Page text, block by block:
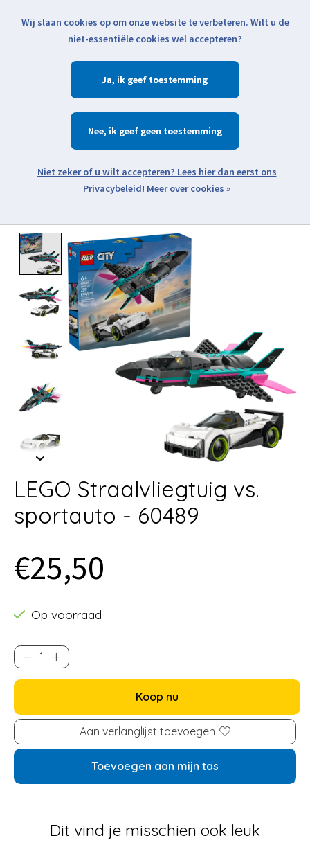
Klik voor actuele verzendinformatie...
Verlanglijst
Zoeken
Open webshop menu
Product image slideshow Items
LEGO Straalvliegtuig vs.
sportauto - 60489
€25,50
Op voorraad
Koop nu
Aan verlanglijst toevoegen
Toevoegen aan mijn tas
Dit vind je misschien ook leuk
Wij slaan cookies op om onze website te verbeteren. Wilt u de
niet-essentiële cookies wel accepteren?
Ja
Nee
Meer over cookies »